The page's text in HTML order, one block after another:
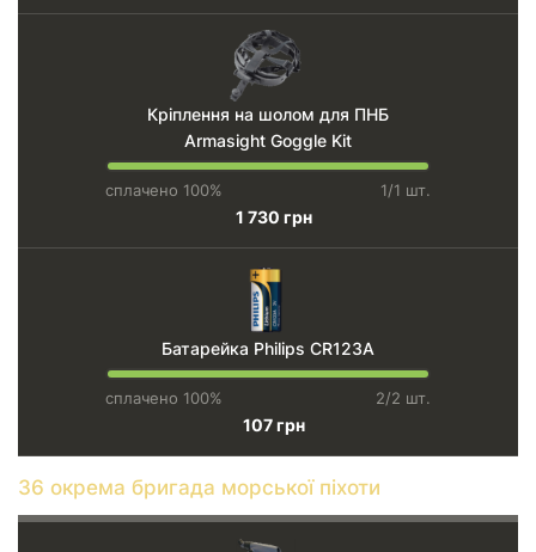
Кріплення на шолом для ПНБ
Armasight Goggle Kit
сплачено 100% 1/1 шт.
1 730 грн
Батарейка Philips CR123А
сплачено 100% 2/2 шт.
107 грн
36 окрема бригада морської піхоти